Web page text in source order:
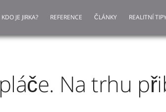
KDO JE JIRKA? REFERENCE ČLÁNKY REALITNÍ
Na trhu